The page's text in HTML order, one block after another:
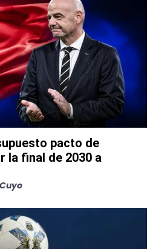
pacto de
la final de 2030 a